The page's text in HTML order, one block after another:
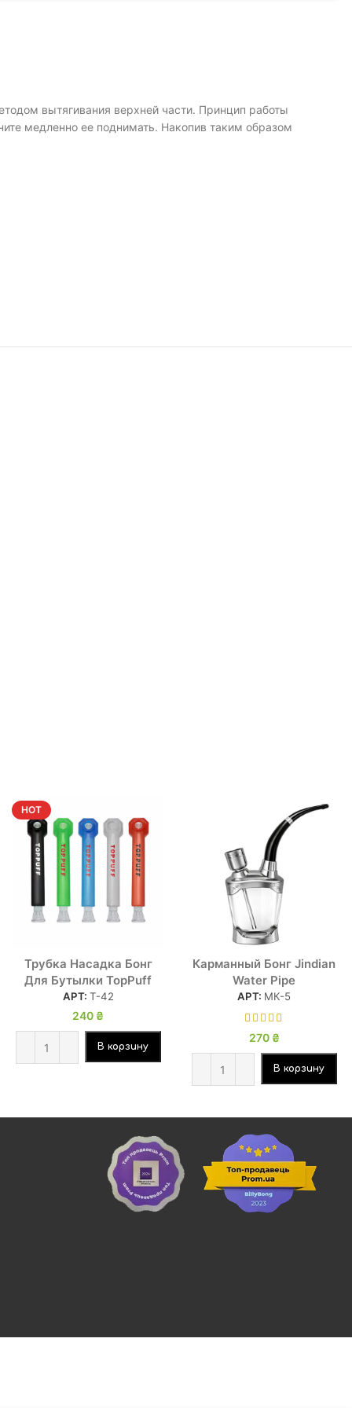
вытягивания верхней части. Принцип работы
медленно ее поднимать. Накопив таким образом
HOT
Трубка Насадка Бонг
Для Бутылки TopPuff
АРТ: Т-42
240 ₴
В корзину
Карманный Бонг Jindian
Water Pipe
АРТ: МК-5
270 ₴
В корзину